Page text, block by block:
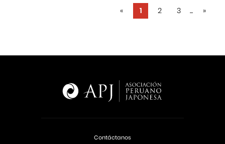
« 1 2 3 ... »
Contáctanos